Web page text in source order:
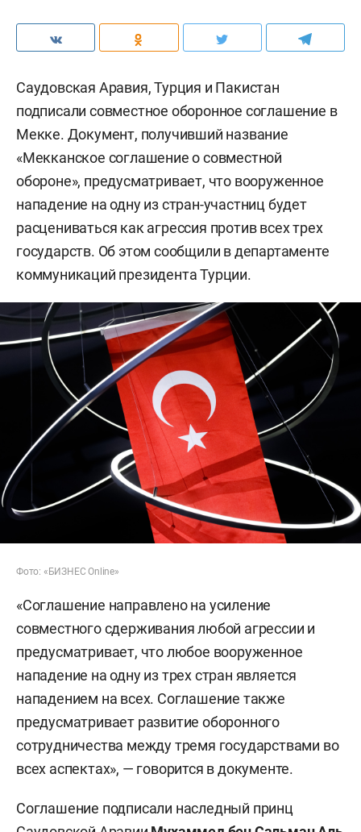
Саудовская Аравия, Турция и Пакистан
подписали совместное оборонное соглашение в
Мекке. Документ, получивший название
«Мекканское соглашение о совместной
обороне», предусматривает, что вооруженное
нападение на одну из стран-участниц будет
расцениваться как агрессия против всех трех
государств. Об этом сообщили в департаменте
коммуникаций президента Турции.
Фото: «БИЗНЕС Online»
«Соглашение направлено на усиление
совместного сдерживания любой агрессии и
предусматривает, что любое вооруженное
нападение на одну из трех стран является
нападением на всех. Соглашение также
предусматривает развитие оборонного
сотрудничества между тремя государствами во
всех аспектах», — говорится в документе.
Соглашение подписали наследный принц